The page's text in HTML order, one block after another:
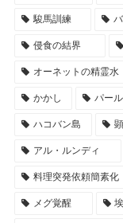
駿馬訓練
侵食の結界
オーネットの精霊水
かかし パー
ハコバン島
アル・ルンディ
料理突発依頼簡素化
メグ覚醒